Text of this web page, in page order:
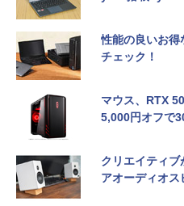
性能の良いお得
チェック！
マウス、RTX
5,000円オフで
クリエイティブ
アオーディオス